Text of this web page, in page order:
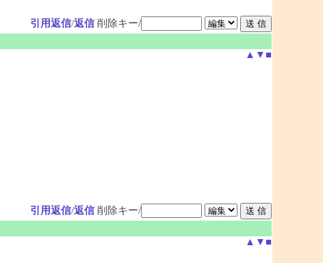
引用返信/返信 削除キー/
▲ ▼ ■
引用返信/返信 削除キー/
▲ ▼ ■